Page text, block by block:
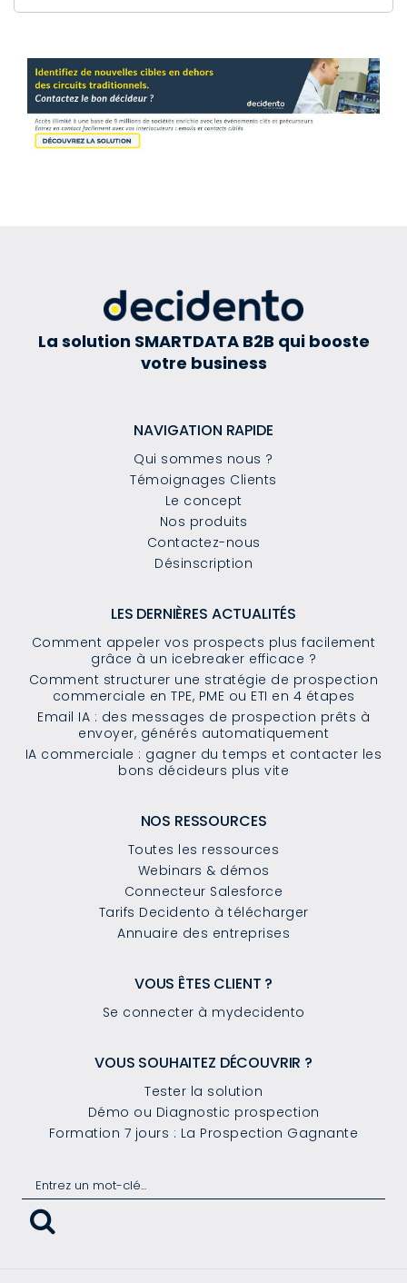
La solution SMARTDATA B2B qui booste
votre business
NAVIGATION RAPIDE
Qui sommes nous ?
Témoignages Clients
Le concept
Nos produits
Contactez-nous
Désinscription
LES DERNIÈRES ACTUALITÉS
Comment appeler vos prospects plus facilement
grâce à un icebreaker efficace ?
Comment structurer une stratégie de prospection
commerciale en TPE, PME ou ETI en 4 étapes
Email IA : des messages de prospection prêts à
envoyer, générés automatiquement
IA commerciale : gagner du temps et contacter les
bons décideurs plus vite
NOS RESSOURCES
Toutes les ressources
Webinars & démos
Connecteur Salesforce
Tarifs Decidento à télécharger
Annuaire des entreprises
VOUS ÊTES CLIENT ?
Se connecter à mydecidento
VOUS SOUHAITEZ DÉCOUVRIR ?
Tester la solution
Démo ou Diagnostic prospection
Formation 7 jours : La Prospection Gagnante